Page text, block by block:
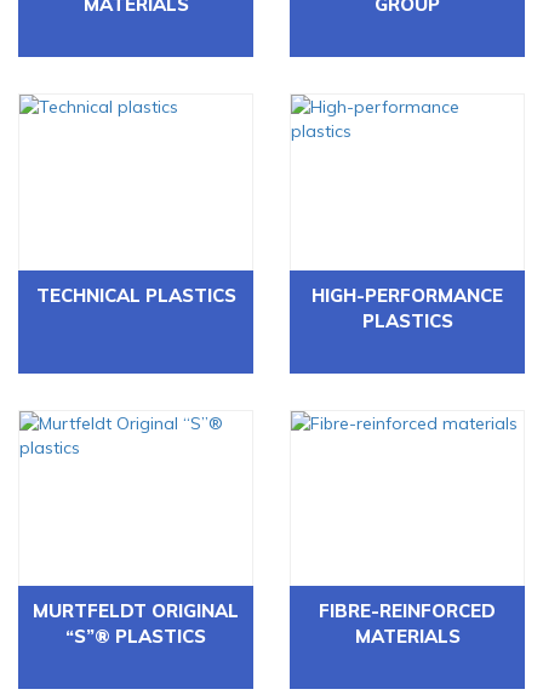
MATERIALS
GROUP
TECHNICAL PLASTICS
HIGH-PERFORMANCE
PLASTICS
MURTFELDT ORIGINAL
“S”® PLASTICS
FIBRE-REINFORCED
MATERIALS